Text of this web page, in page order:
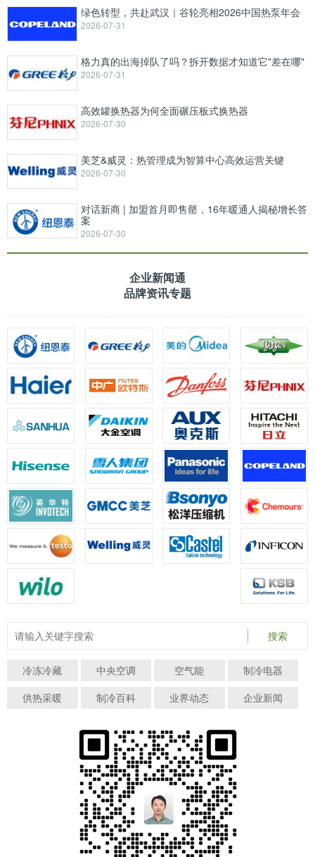
绿色转型，共赴武汉｜谷轮亮相2026中国热泵年会
2026-07-31
格力真的出海掉队了吗？拆开数据才知道它"差在哪"
2026-07-31
高效罐换热器为何全面碾压板式换热器
2026-07-30
美芝&威灵：热管理成为智算中心高效运营关键
2026-07-30
对话新商 | 加盟首月即售罄，16年暖通人揭秘增长答
案
2026-07-30
企业新闻通
品牌资讯专题
搜索
冷冻冷藏 中央空调 空气能
制冷电器
供热采暖
制冷百科 业界动态 企业新闻